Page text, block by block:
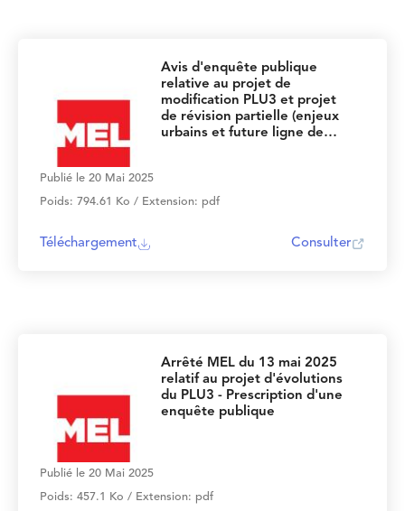
Avis d'enquête publique
relative au projet de
modification PLU3 et projet
de révision partielle (enjeux
urbains et future ligne de
Publié le 20 Mai 2025
Poids: 794.61 Ko / Extension: pdf
Téléchargement Consulter
Arrêté MEL du 13 mai 2025
relatif au projet d'évolutions
du PLU3 - Prescription d'une
enquête publique
Publié le 20 Mai 2025
Poids: 457.1 Ko / Extension: pdf